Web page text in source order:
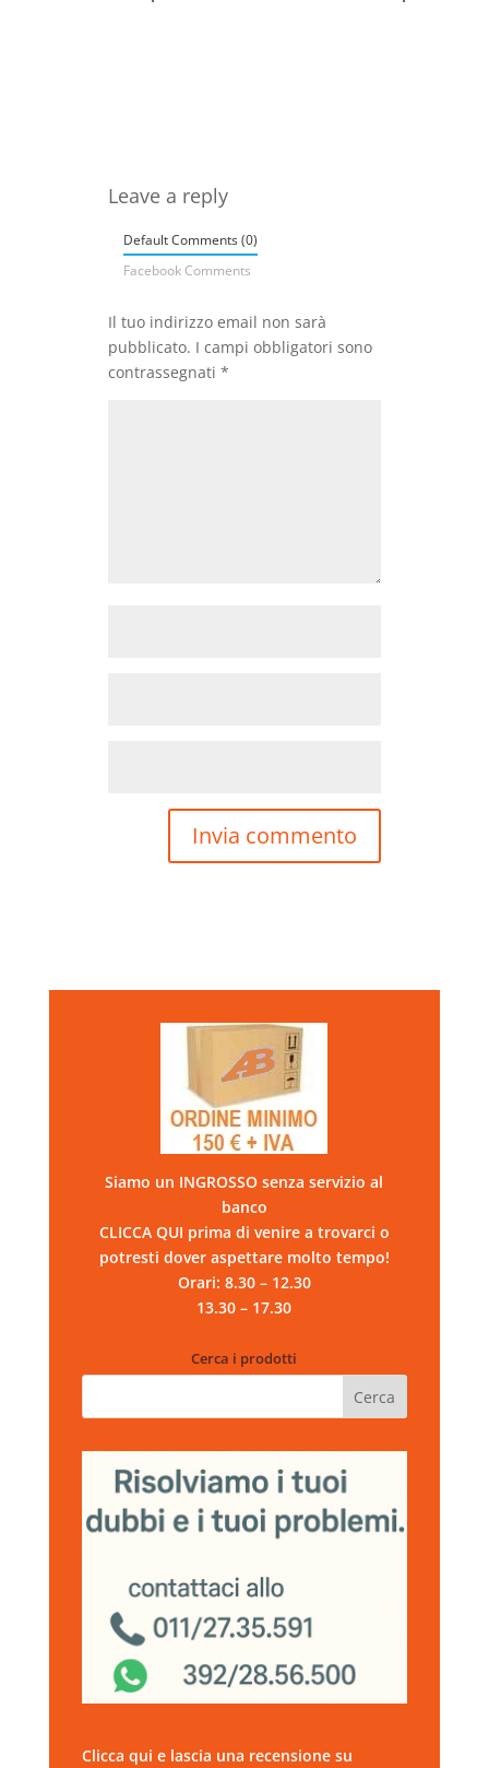
Leave a reply
Default Comments (0)
Facebook Comments
Il tuo indirizzo email non sarà
pubblicato. I campi obbligatori sono
contrassegnati *
Siamo un INGROSSO senza servizio al
banco
CLICCA QUI prima di venire a trovarci o
potresti dover aspettare molto tempo!
Orari: 8.30 – 12.30
13.30 – 17.30
Cerca i prodotti
Clicca qui e lascia una recensione su